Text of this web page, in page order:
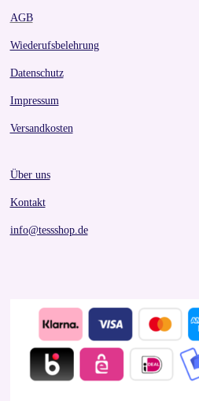
AGB
Wiederufsbelehrung
Datenschutz
Impressum
Versandkosten
Über uns
Kontakt
info@tessshop.de